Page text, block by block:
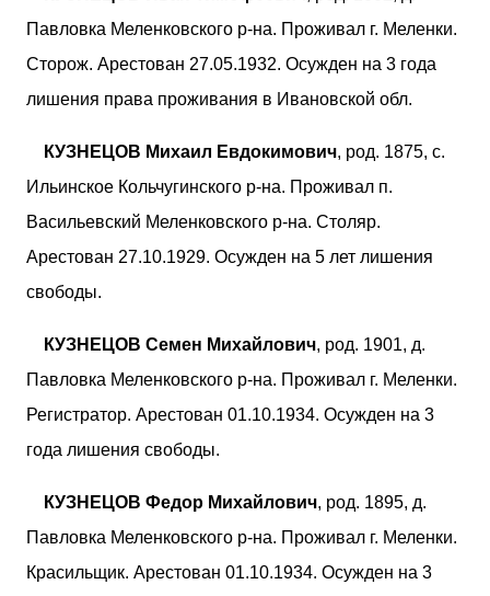
Павловка Меленковского р-на. Проживал г. Меленки.
Сторож. Арестован 27.05.1932. Осужден на 3 года
лишения права проживания в Ивановской обл.
КУЗНЕЦОВ Михаил Евдокимович, род. 1875, с.
Ильинское Кольчугинского р-на. Проживал п.
Васильевский Меленковского р-на. Столяр.
Арестован 27.10.1929. Осужден на 5 лет лишения
свободы.
КУЗНЕЦОВ Семен Михайлович, род. 1901, д.
Павловка Меленковского р-на. Проживал г. Меленки.
Регистратор. Арестован 01.10.1934. Осужден на 3
года лишения свободы.
КУЗНЕЦОВ Федор Михайлович, род. 1895, д.
Павловка Меленковского р-на. Проживал г. Меленки.
Красильщик. Арестован 01.10.1934. Осужден на 3